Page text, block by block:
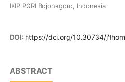
IKIP PGRI Bojonegoro, Indonesia
DOI: https://doi.org/10.30734/
ABSTRACT